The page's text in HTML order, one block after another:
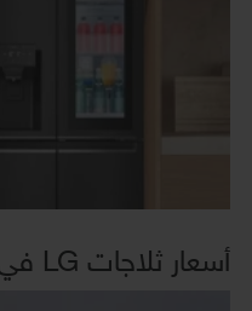
أسعار ثلاجات LG في العراق